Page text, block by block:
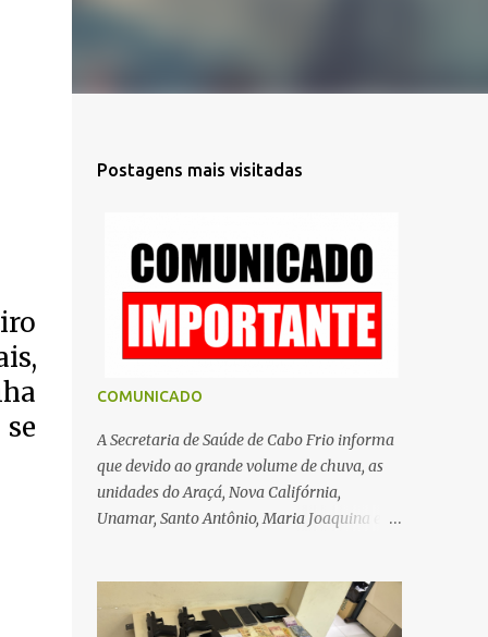
Postagens mais visitadas
COMUNICADO
A Secretaria de Saúde de Cabo Frio informa
que devido ao grande volume de chuva, as
unidades do Araçá, Nova Califórnia,
Unamar, Santo Antônio, Maria Joaquina e
dia serão remarcadas; a orientação é que os
pacientes procurem as unidades na